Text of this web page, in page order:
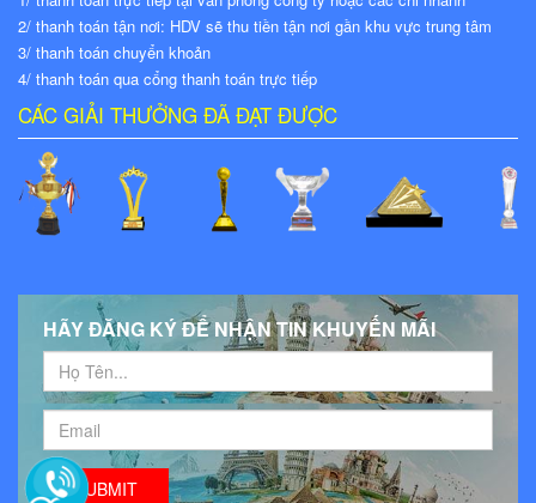
2/ thanh toán tận nơi: HDV sẽ thu tiền tận nơi gần khu vực trung tâm
3/ thanh toán chuyển khoản
4/ thanh toán qua cổng thanh toán trực tiếp
CÁC GIẢI THƯỞNG ĐÃ ĐẠT ĐƯỢC
HÃY ĐĂNG KÝ ĐỂ NHẬN TIN KHUYẾN MÃI
SUBMIT